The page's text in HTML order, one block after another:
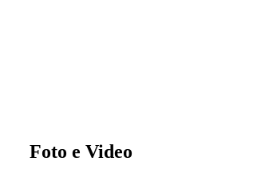
Foto e Video